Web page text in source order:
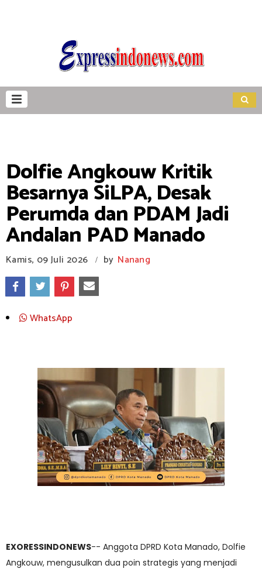
Dolfie Angkouw Kritik
Besarnya SiLPA, Desak
Perumda dan PDAM Jadi
Andalan PAD Manado
Kamis, 09 Juli 2026 / by Nanang
WhatsApp
EXORESSINDONEWS-- Anggota DPRD Kota Manado, Dolfie
Angkouw, mengusulkan dua poin strategis yang menjadi